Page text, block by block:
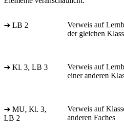
➔ LB 2
Verweis auf
der gleichen
➔ Kl. 3, LB 3
Verweis auf
einer anderen
➔ MU, Kl. 3,
LB 2
Verweis auf
anderen Faches